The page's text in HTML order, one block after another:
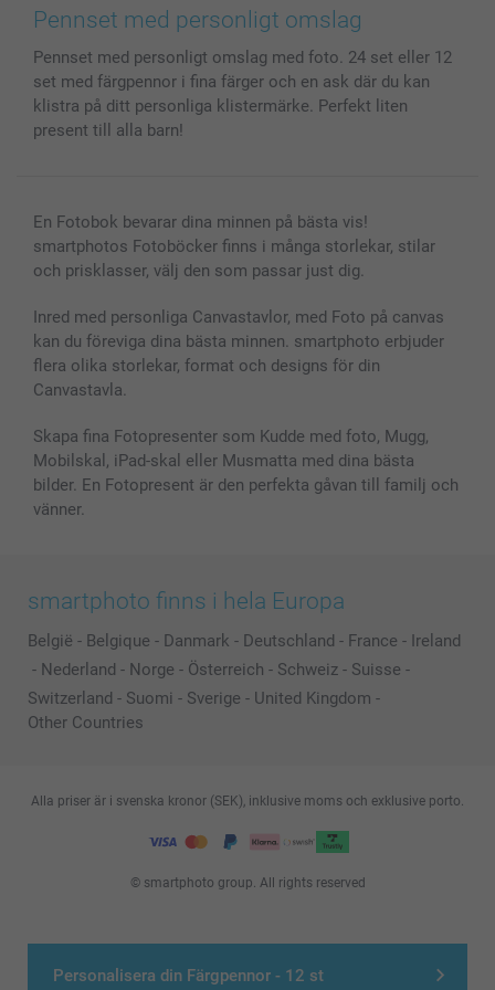
Personalisera din Färgpennor - 12 st
Bilder, Fotoförstoring & Fotohäften
Skal till Mobil & Surfplatta
MyNameBook
Fotoalmanackor & Fotoagenda
Fotoramar & Tillbehör
Cookie Policy
Villkor och garantier
Investor Relations
smartgaranti
Priser & betalning
Status på beställningar
Pennset med personligt omslag
Pennset med personligt omslag med foto. 24 set eller 12
set med färgpennor i fina färger och en ask där du kan
klistra på ditt personliga klistermärke. Perfekt liten
present till alla barn!
En Fotobok bevarar dina minnen på bästa vis!
smartphotos Fotoböcker finns i många storlekar, stilar
och prisklasser, välj den som passar just dig.
Inred med personliga Canvastavlor, med Foto på canvas
kan du föreviga dina bästa minnen. smartphoto erbjuder
flera olika storlekar, format och designs för din
Canvastavla.
Skapa fina Fotopresenter som Kudde med foto, Mugg,
Mobilskal, iPad-skal eller Musmatta med dina bästa
bilder. En Fotopresent är den perfekta gåvan till familj och
vänner.
smartphoto finns i hela Europa
België - Belgique - Danmark - Deutschland - France - Ireland
- Nederland - Norge - Österreich - Schweiz - Suisse -
Switzerland - Suomi - Sverige - United Kingdom -
Other Countries
© smartphoto group. All rights reserved
Alla priser är i svenska kronor (SEK), inklusive moms och exklusive porto.